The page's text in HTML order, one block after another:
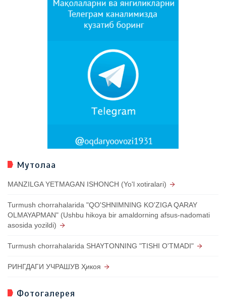
Мутолаа
MANZILGA YETMAGAN ISHONCH (Yo'l xotiralari)
Turmush chorrahalarida "QO'SHNIMNING KO'ZIGA QARAY
OLMAYAPMAN" (Ushbu hikoya bir amaldorning afsus-nadomati
asosida yozildi)
Turmush chorrahalarida SHAYTONNING "TISHI O'TMADI"
РИНГДАГИ УЧРАШУВ Ҳикоя
Фотогалерея